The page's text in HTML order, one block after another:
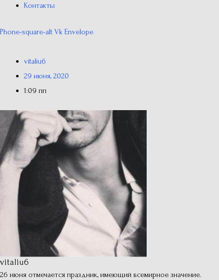
Контакты
Phone-square-alt Vk Envelope
vitaliu6
29 июня, 2020
1:09 пп
vitaliu6
26 июня отмечается праздник, имеющий всемирное значение.